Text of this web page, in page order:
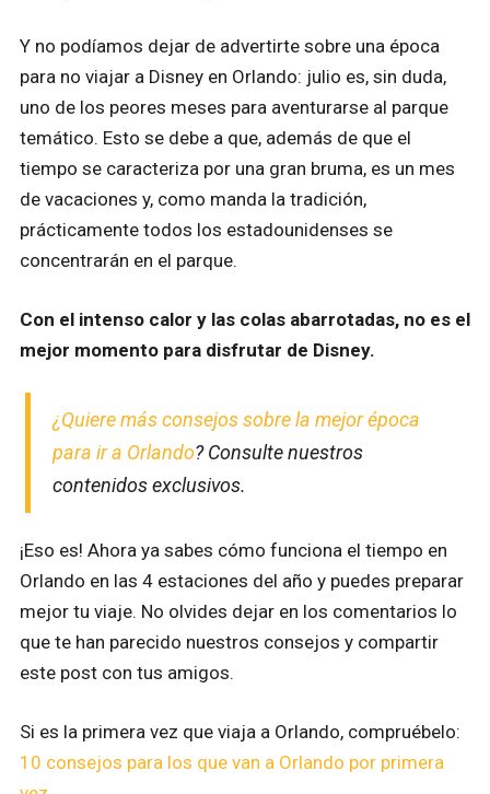
Y no podíamos dejar de advertirte sobre una época
para no viajar a Disney en Orlando: julio es, sin duda,
uno de los peores meses para aventurarse al parque
temático. Esto se debe a que, además de que el
tiempo se caracteriza por una gran bruma, es un mes
de vacaciones y, como manda la tradición,
prácticamente todos los estadounidenses se
concentrarán en el parque.
Con el intenso calor y las colas abarrotadas, no es el
mejor momento para disfrutar de Disney.
¿Quiere más consejos sobre la mejor época
para ir a Orlando? Consulte nuestros
contenidos exclusivos.
¡Eso es! Ahora ya sabes cómo funciona el tiempo en
Orlando en las 4 estaciones del año y puedes preparar
mejor tu viaje. No olvides dejar en los comentarios lo
que te han parecido nuestros consejos y compartir
este post con tus amigos.
Si es la primera vez que viaja a Orlando, compruébelo:
10 consejos para los que van a Orlando por primera